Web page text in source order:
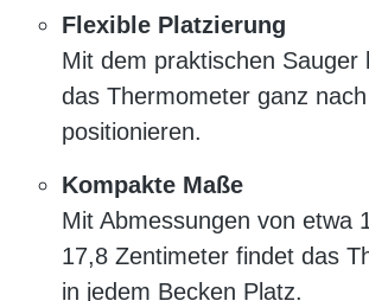
Flexible Platzierung
Mit dem praktischen Sauger
das Thermometer ganz
positionieren.
Kompakte Maße
Mit Abmessungen von etwa
17,8 Zentimeter findet das
in jedem Becken Platz.